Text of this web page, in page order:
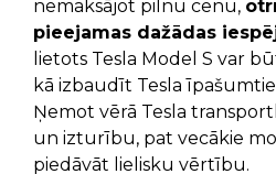
nemaksājot pilnu cenu,
pieejamas dažādas
lietots Tesla Model S var
kā izbaudīt Tesla
Ņemot vērā Tesla
un izturību, pat vecākie
piedāvāt lielisku vērtību.